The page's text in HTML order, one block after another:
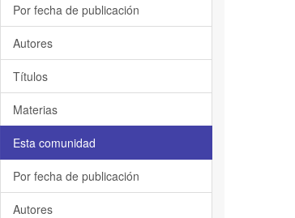
Por fecha de publicación
Autores
Títulos
Materias
Esta comunidad
Por fecha de publicación
Autores